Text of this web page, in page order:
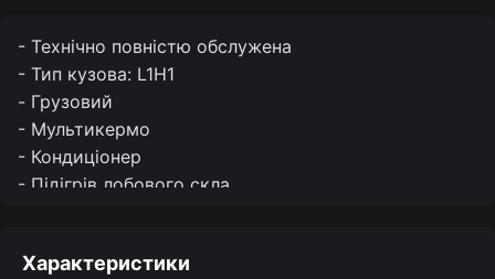
- Технічно повністю обслужена
- Тип кузова: L1H1
- Грузовий
- Мультикермо
- Кондиціонер
- Підігрів лобового скла
- Підігрів дзеркал
Характеристики